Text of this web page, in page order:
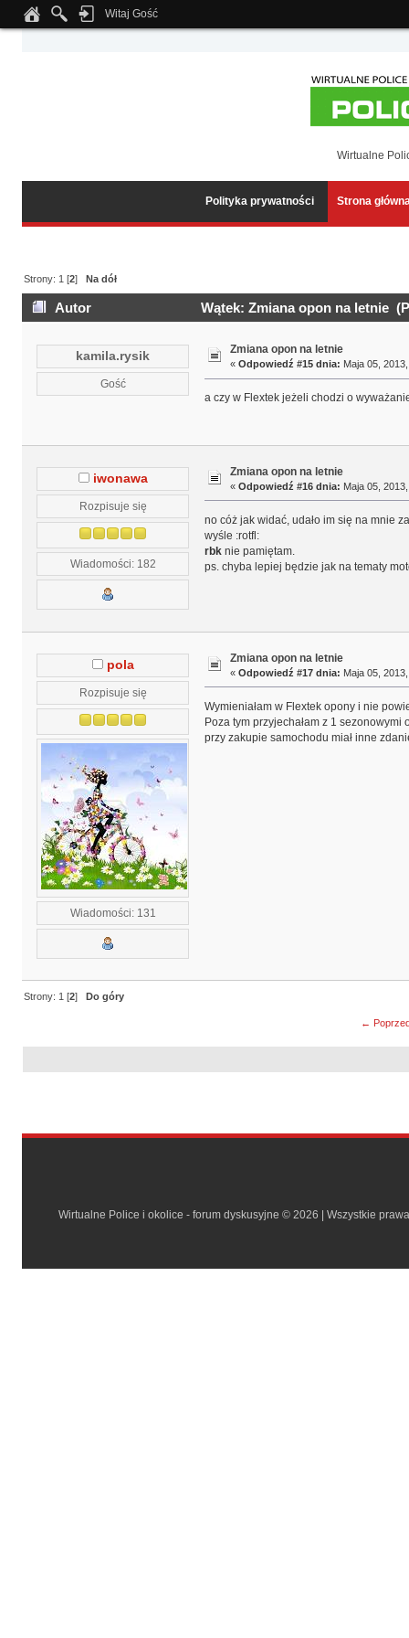
Notice: Undefined index: tapatalk_body_hook in
Witaj Gość
Wirtualne
Polityka prywatności Strona
Strony: 1 [2]Na dół
Autor Wątek: Zmiana opon na letnie
kamila.rysik
Gość
Zmiana opon na letnie
« Odpowiedź #15 dnia: Maja 05,
a czy w Flextek jeżeli chodzi o
iwonawa
Rozpisuje się
Wiadomości: 182
Zmiana opon na letnie
« Odpowiedź #16 dnia: Maja 05,
no cóż jak widać, udało im się na mnie
wyśle :rotfl:
rbknie pamiętam.
ps. chyba lepiej będzie jak na tematy
pola
Rozpisuje się
Wiadomości: 131
Zmiana opon na letnie
« Odpowiedź #17 dnia: Maja 05,
Wymieniałam w Flextek opony i nie
Poza tym przyjechałam z 1
przy zakupie samochodu miał inne
Strony:1 [2] Do góry
←
Wirtualne Police i okolice - forum dyskusyjne © 2026 | Wszystkie